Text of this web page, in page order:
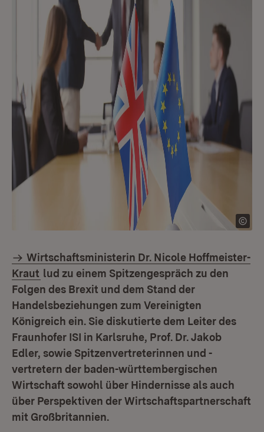
Wirtschaftsministerin Dr. Nicole Hoffmeister-
Kraut lud zu einem Spitzengespräch zu den
Folgen des Brexit und dem Stand der
Handelsbeziehungen zum Vereinigten
Königreich ein. Sie diskutierte dem Leiter des
Fraunhofer ISI in Karlsruhe, Prof. Dr. Jakob
Edler, sowie Spitzenvertreterinnen und -
vertretern der baden-württembergischen
Wirtschaft sowohl über Hindernisse als auch
über Perspektiven der Wirtschaftspartnerschaft
mit Großbritannien.